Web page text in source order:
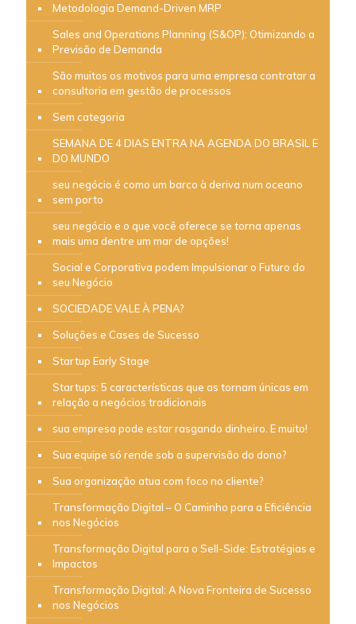
Metodologia Demand-Driven MRP
Sales and Operations Planning (S&OP): Otimizando a
Previsão de Demanda
São muitos os motivos para uma empresa contratar a
consultoria em gestão de processos
Sem categoria
SEMANA DE 4 DIAS ENTRA NA AGENDA DO BRASIL E
DO MUNDO
seu negócio é como um barco à deriva num oceano
sem porto
seu negócio e o que você oferece se torna apenas
mais uma dentre um mar de opções!
Social e Corporativa podem Impulsionar o Futuro do
seu Negócio
SOCIEDADE VALE À PENA?
Soluções e Cases de Sucesso
Startup Early Stage
Startups: 5 características que as tornam únicas em
relação a negócios tradicionais
sua empresa pode estar rasgando dinheiro. E muito!
Sua equipe só rende sob a supervisão do dono?
Sua organização atua com foco no cliente?
Transformação Digital – O Caminho para a Eficiência
nos Negócios
Transformação Digital para o Sell-Side: Estratégias e
Impactos
Transformação Digital: A Nova Fronteira de Sucesso
nos Negócios